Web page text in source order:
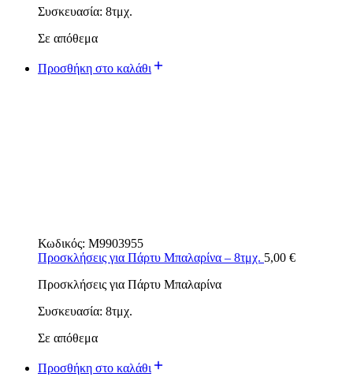
Συσκευασία: 8τμχ.
Σε απόθεμα
Προσθήκη στο καλάθι
Κωδικός: M9903955
Προσκλήσεις για Πάρτυ Μπαλαρίνα – 8τμχ. 5,00 €
Προσκλήσεις για Πάρτυ Μπαλαρίνα
Συσκευασία: 8τμχ.
Σε απόθεμα
Προσθήκη στο καλάθι